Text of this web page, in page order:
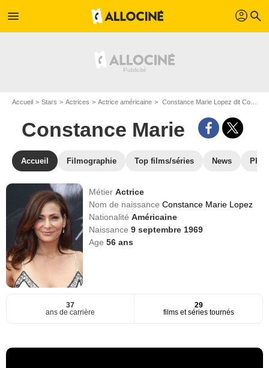
menu profil search
Accueil Stars Actrices Actrice américaine Constance Marie Lopez dit Constance Marie
Constance Marie
Accueil Filmographie Top films/séries News
MétierActrice
Nom de naissanceConstance Marie Lopez
NationalitéAméricaine
Naissance9 septembre 1969
Age56 ans
37
ans de carrière
29
films et séries tournés